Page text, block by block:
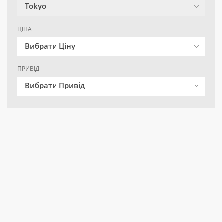
Tokyo
ЦІНА
Вибрати Ціну
ПРИВІД
Вибрати Привід